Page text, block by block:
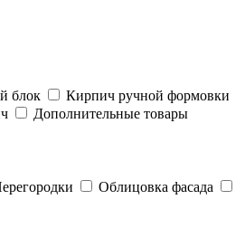
блок
Кирпич ручной формовки
Дополнительные товары
Облицовка фасада